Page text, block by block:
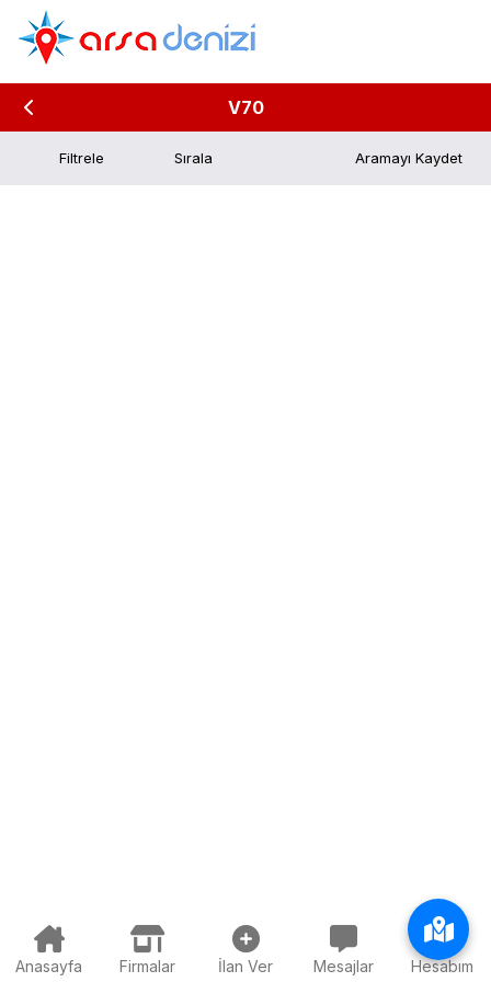
V70
Filtrele Aramayı Kaydet
Anasayfa Firmalar İlan Ver Mesajlar Hesabım